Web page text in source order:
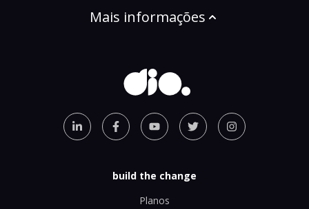
Mais informações
build the change
Planos